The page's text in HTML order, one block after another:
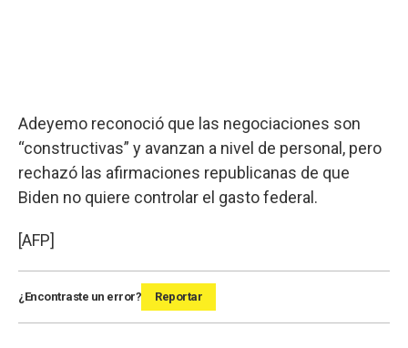
Adeyemo reconoció que las negociaciones son
“constructivas” y avanzan a nivel de personal, pero
rechazó las afirmaciones republicanas de que
Biden no quiere controlar el gasto federal.
[AFP]
¿Encontraste un error? Reportar